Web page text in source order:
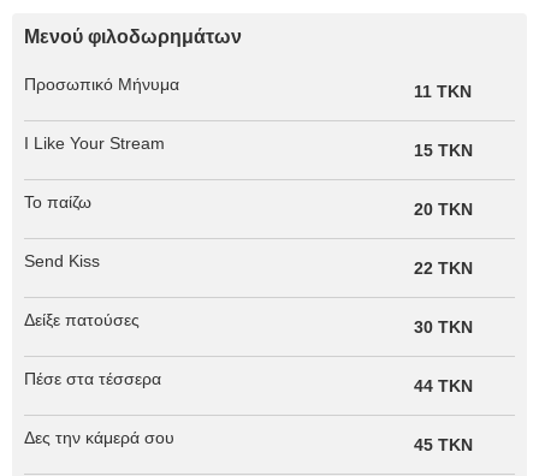
Μενού φιλοδωρημάτων
Προσωπικό Μήνυμα 11 TKN
I Like Your Stream 15 TKN
Το παίζω 20 TKN
Send Kiss 22 TKN
Δείξε πατούσες 30 TKN
Πέσε στα τέσσερα 44 TKN
Δες την κάμερά σου 45 TKN